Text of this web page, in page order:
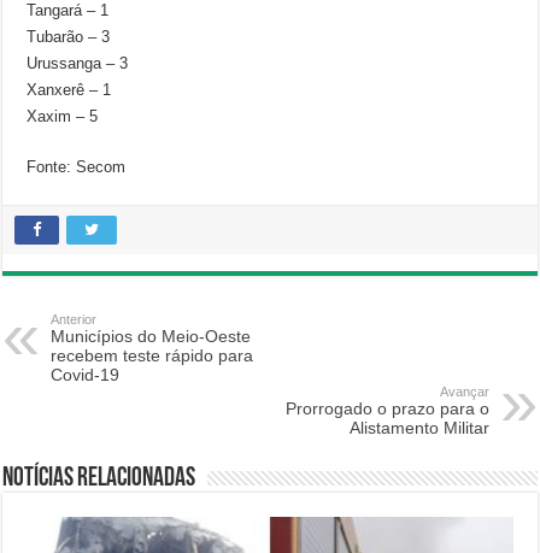
Tangará – 1
Tubarão – 3
Urussanga – 3
Xanxerê – 1
Xaxim – 5
Fonte: Secom
Anterior
Municípios do Meio-Oeste
recebem teste rápido para
Covid-19
Avançar
Prorrogado o prazo para o
Alistamento Militar
Notícias relacionadas